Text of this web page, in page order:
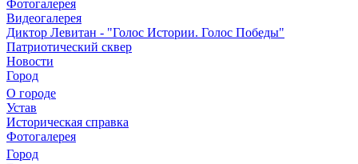
Фотогалерея
Видеогалерея
Диктор Левитан - "Голос Истории. Голос Победы"
Патриотический сквер
Новости
Город
О городе
Устав
Историческая справка
Фотогалерея
Город